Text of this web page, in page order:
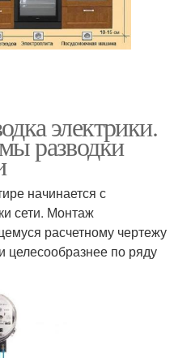
электрики.
разводки
начинается с
сети. Монтаж
расчетному чертежу
целесообразнее по ряду